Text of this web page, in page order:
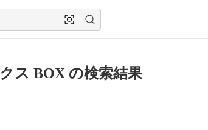
ス BOX の検索結果